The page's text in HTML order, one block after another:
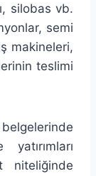
silobas vb.
semi
makineleri,
teslimi
belgelerinde
niteliğinde